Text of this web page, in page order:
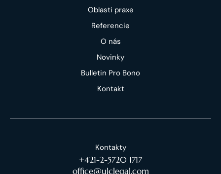
Oblasti praxe
Referencie
O nás
Novinky
Bulletin Pro Bono
Kontakt
Kontakty
+421-2-5720 1717
office@ulclegal.com